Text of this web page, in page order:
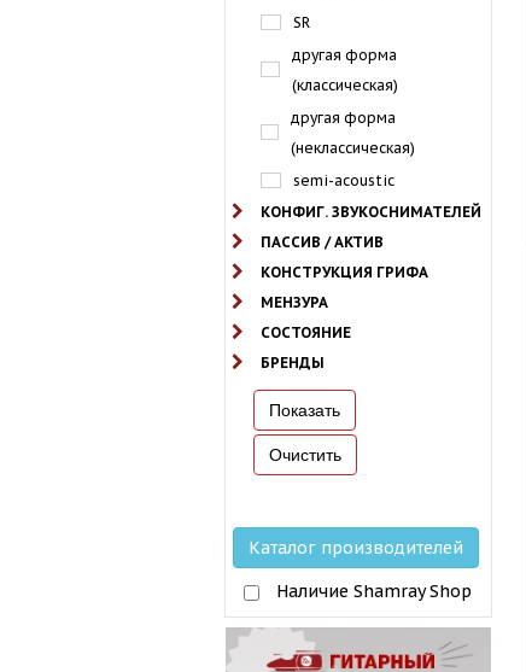
SR
другая форма
(классическая)
другая форма
(неклассическая)
semi-acoustic
КОНФИГ. ЗВУКОСНИМАТЕЛЕЙ
ПАССИВ / АКТИВ
КОНСТРУКЦИЯ ГРИФА
МЕНЗУРА
СОСТОЯНИЕ
БРЕНДЫ
Каталог производителей
Наличие Shamray Shop